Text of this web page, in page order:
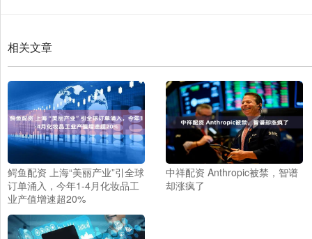
相关文章
鳄鱼配资 上海“美丽产业”引全球
订单涌入，今年1-4月化妆品工
业产值增速超20%
中祥配资 Anthropic被禁，智谱
却涨疯了